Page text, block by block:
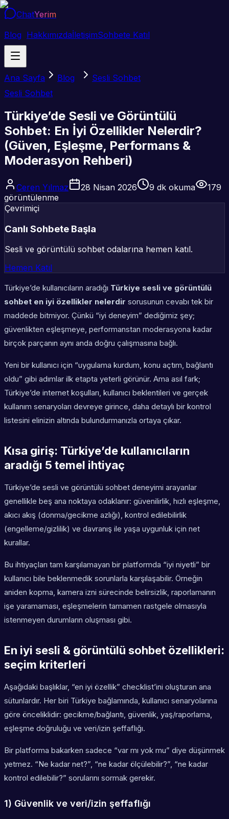
ChatYerim
Blog HakkımızdaİletişimSohbete Katıl
Ana Sayfa Blog
Sesli Sohbet
Sesli Sohbet
Türkiye’de Sesli ve Görüntülü
Sohbet: En İyi Özellikler Nelerdir?
(Güven, Eşleşme, Performans &
Moderasyon Rehberi)
Ceren Yılmaz 28 Nisan 2026 9 dk okuma
179
görüntülenme
Çevrimiçi
Canlı Sohbete Başla
Sesli ve görüntülü sohbet odalarına hemen katıl.
Hemen Katıl
Türkiye’de kullanıcıların aradığı Türkiye sesli ve görüntülü
sohbet en iyi özellikler nelerdir sorusunun cevabı tek bir
maddede bitmiyor. Çünkü “iyi deneyim” dediğimiz şey;
güvenlikten eşleşmeye, performanstan moderasyona kadar
birçok parçanın aynı anda doğru çalışmasına bağlı.
Yeni bir kullanıcı için “uygulama kurdum, konu açtım, bağlantı
oldu” gibi adımlar ilk etapta yeterli görünür. Ama asıl fark;
Türkiye’de internet koşulları, kullanıcı beklentileri ve gerçek
kullanım senaryoları devreye girince, daha detaylı bir kontrol
listesini elinizin altında bulundurmanızla ortaya çıkar.
Kısa giriş: Türkiye’de kullanıcıların
aradığı 5 temel ihtiyaç
Türkiye’de sesli ve görüntülü sohbet deneyimi arayanlar
genellikle beş ana noktaya odaklanır: güvenilirlik, hızlı eşleşme,
akıcı akış (donma/gecikme azlığı), kontrol edilebilirlik
(engelleme/gizlilik) ve davranış ile yaşa uygunluk için net
kurallar.
Bu ihtiyaçları tam karşılamayan bir platformda “iyi niyetli” bir
kullanıcı bile beklenmedik sorunlarla karşılaşabilir. Örneğin
aniden kopma, kamera izni sürecinde belirsizlik, raporlamanın
işe yaramaması, eşleşmelerin tamamen rastgele olmasıyla
istenmeyen durumların oluşması gibi.
En iyi sesli & görüntülü sohbet özellikleri:
seçim kriterleri
Aşağıdaki başlıklar, “en iyi özellik” checklist’ini oluşturan ana
sütunlardır. Her biri Türkiye bağlamında, kullanıcı senaryolarına
göre önceliklidir: gecikme/bağlantı, güvenlik, yaş/raporlama,
eşleşme doğruluğu ve veri/izin şeffaflığı.
Bir platforma bakarken sadece “var mı yok mu” diye düşünmek
yetmez. “Ne kadar net?”, “ne kadar ölçülebilir?”, “ne kadar
kontrol edilebilir?” sorularını sormak gerekir.
1) Güvenlik ve veri/izin şeffaflığı